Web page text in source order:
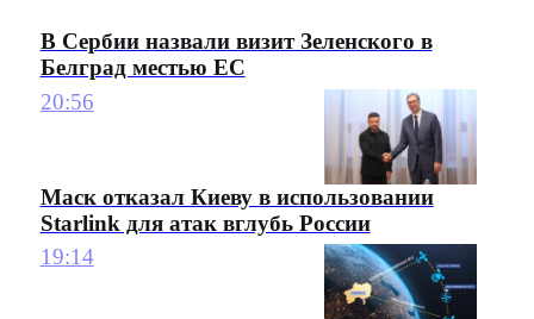
В Сербии назвали визит Зеленского в
Белград местью ЕС
20:56
Маск отказал Киеву в использовании
Starlink для атак вглубь России
19:14